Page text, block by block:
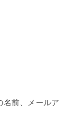
前、メールア